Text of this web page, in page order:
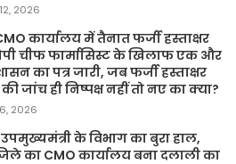
2026
कार्यालय में तैनात फर्जी हस्ताक्षर
चीफ फार्मासिस्ट के खिलाफ एक और
का पत्र जारी, जब फर्जी हस्ताक्षर
जांच ही निष्पक्ष नहीं तो नए का क्या?
2026
के विभाग का बुरा हाल,
का CMO कार्यालय बना दलाली का